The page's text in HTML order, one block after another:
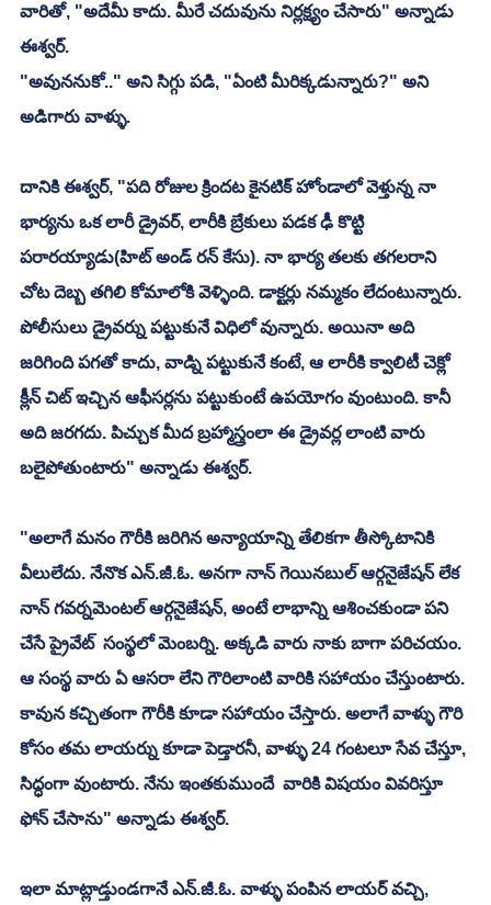
వారితో, "అదేమీ కాదు. మీరే చదువును నిర్లక్ష్యం చేసారు" అన్నాడు
ఈశ్వర్.
"అవుననుకో.." అని సిగ్గు పడి, "ఏంటి మీరిక్కడున్నారు?" అని
అడిగారు వాళ్ళు.
దానికి ఈశ్వర్, "పది రోజుల క్రిందట కైనటిక్ హోండాలో వెళ్తున్న నా
భార్యను ఒక లారీ డ్రైవర్, లారీకి బ్రేకులు పడక ఢీ కొట్టి
పరారయ్యాడు(హిట్ అండ్ రన్ కేసు). నా భార్య తలకు తగలరాని
చోట దెబ్బ తగిలి కోమాలోకి వెళ్ళింది. డాక్టర్లు నమ్మకం లేదంటున్నారు.
పోలీసులు డ్రైవర్ను పట్టుకునే విధిలో వున్నారు. అయినా అది
జరిగింది పగతో కాదు, వాడ్ని పట్టుకునే కంటే, ఆ లారీకి క్వాలిటీ చెక్లో
క్లీన్ చిట్ ఇచ్చిన ఆఫీసర్లను పట్టుకుంటే ఉపయోగం వుంటుంది. కానీ
అది జరగదు. పిచ్చుక మీద బ్రహ్మాస్త్రంలా ఈ డ్రైవర్ల లాంటి వారు
బలైపోతుంటారు" అన్నాడు ఈశ్వర్.
"అలాగే మనం గౌరీకి జరిగిన అన్యాయాన్ని తేలికగా తీస్కోటానికి
వీలులేదు. నేనొక ఎన్.జీ.ఓ. అనగా నాన్ గెయినబుల్ ఆర్గనైజేషన్ లేక
నాన్ గవర్నమెంటల్ ఆర్గనైజేషన్, అంటే లాభాన్ని ఆశించకుండా పని
చేసే ప్రైవేట్  సంస్థలో మెంబర్ని. అక్కడి వారు నాకు బాగా పరిచయం.
ఆ సంస్థ వారు ఏ ఆసరా లేని గౌరిలాంటి వారికి సహాయం చేస్తుంటారు.
కావున కచ్చితంగా గౌరీకి కూడా సహాయం చేస్తారు. అలాగే వాళ్ళు గౌరి
కోసం తమ లాయర్ను కూడా పెడ్తారనీ, వాళ్ళు 24 గంటలూ సేవ చేస్తూ,
సిద్ధంగా వుంటారు. నేను ఇంతకుముందే  వారికి విషయం వివరిస్తూ
ఫోన్ చేసాను" అన్నాడు ఈశ్వర్.
ఇలా మాట్లాడ్తుండగానే ఎన్.జీ.ఓ. వాళ్ళు పంపిన లాయర్ వచ్చి,